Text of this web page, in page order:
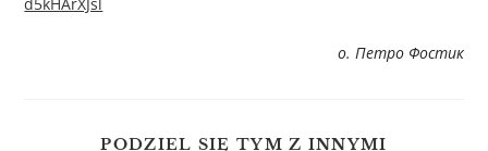
о. Петро Фостик
PODZIEL SIĘ TYM Z INNYMI